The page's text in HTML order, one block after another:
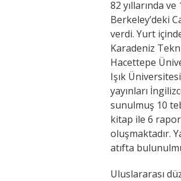
82 yıllarında
Berkeley’deki
verdi. Yurt
Karadeniz
Hacettepe
Işık
yayınları
sunulmuş 10
kitap ile 6
oluşmaktadır.
atıfta
Uluslararası